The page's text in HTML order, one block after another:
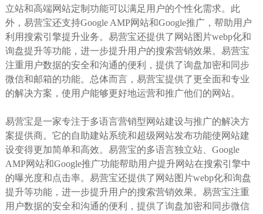
立站和高端网站定制功能可以满足用户的个性化需求。此
外，易营宝还支持Google AMP网站和Google推广，帮助用户
利用搜索引擎提升业务。易营宝还提供了网站图片webp化和
询盘提升等功能，进一步提升用户的搜索营销效果。易营宝
注重用户数据的安全和沟通的便利，提供了询盘加密和同步
微信和邮箱的功能。总体而言，易营宝提供了更全面和专业
的解决方案，使用户能够更好地运营和推广他们的网站。
易营宝是一家专注于多语言营销型网站建设与推广的解决方
案提供商。它的自助建站系统和超级网站发布功能使网站建
设变得更加简单和高效。易营宝的多语言独立站、Google
AMP网站和Google推广功能帮助用户提升网站在搜索引擎中
的曝光度和点击率。易营宝还提供了网站图片webp化和询盘
提升等功能，进一步提升用户的搜索营销效果。易营宝注重
用户数据的安全和沟通的便利，提供了询盘加密和同步微信